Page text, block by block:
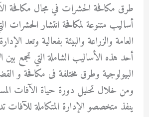
طرق مكافحة الحشرات في مجال مكافحة
أساليب متنوعة لمكافحة انتشار الحشرات
العامة والزراعة والبيئة بفعالية وتعد
أحد هذه الأساليب الشاملة التي تجمع بين
البيولوجية وطرق مختلفة فى مكافحة و
ومن خلال تحليل دورة حياة الآفات
ينفذ متخصصو الإدارة المتكاملة